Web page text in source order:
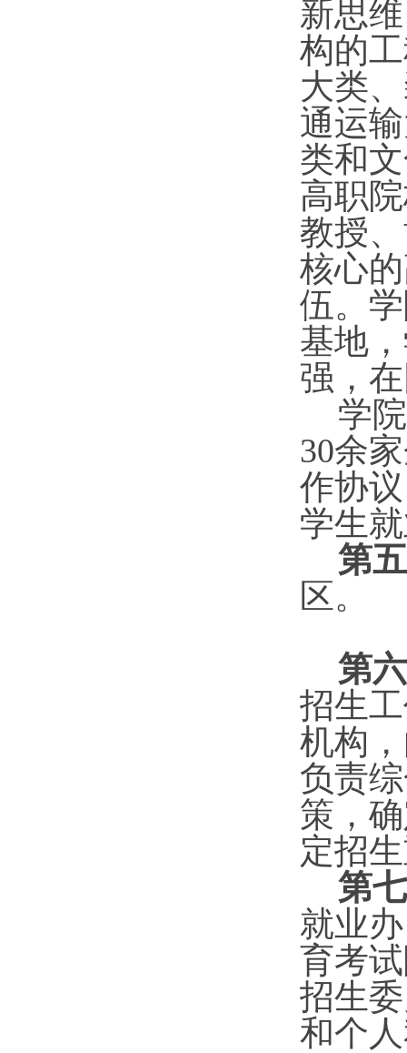
新思
构的
大类
通运
类和
高职
教授
核心
伍。
基地
强，
学
30余
作协
学生
第
区。
第
招生
机构
负责
策，
定招
第
就业
育考
招生
和个